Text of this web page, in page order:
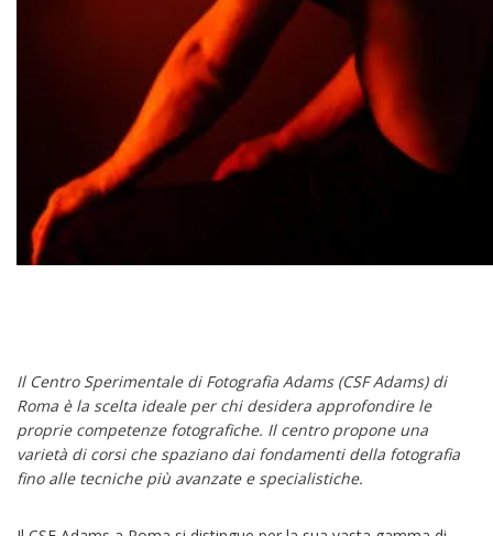
Il Centro Sperimentale di Fotografia Adams (CSF Adams) di
Roma è la scelta ideale per chi desidera approfondire le
proprie competenze fotografiche. Il centro propone una
varietà di corsi che spaziano dai fondamenti della fotografia
fino alle tecniche più avanzate e specialistiche.